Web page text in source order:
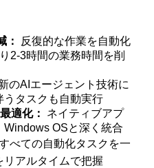
：
反復的な作業を自動化
2-3時間の業務時間を削
のAIエージェント技術に
うタスクも自動実行
適化：
ネイティブアプ
Windows OSと深く統合
べての自動化タスクを一
アルタイムで把握